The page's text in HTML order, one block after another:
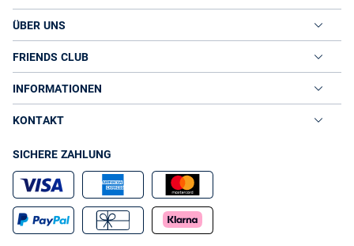
ÜBER UNS
FRIENDS CLUB
INFORMATIONEN
KONTAKT
SICHERE ZAHLUNG